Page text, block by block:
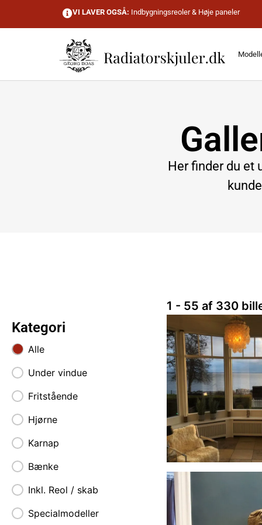
VI LAVER OGSÅ: Indbygningsreoler& Høje paneler
Her finder du et
Kategori
Galleriet facet
Alle
Under vindue
Fritstående
Hjørne
Karnap
Bænke
Inkl. Reol / skab
Specialmodeller
1 - 55 af 330